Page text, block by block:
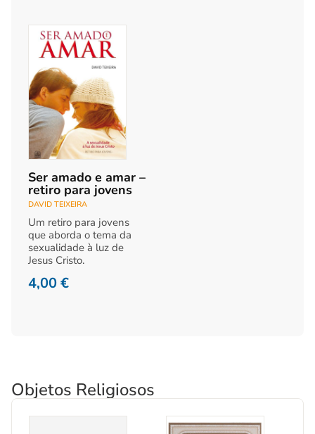
Ser amado e amar –
retiro para jovens
DAVID TEIXEIRA
Um retiro para jovens
que aborda o tema da
sexualidade à luz de
Jesus Cristo.
4,00€
Objetos Religiosos